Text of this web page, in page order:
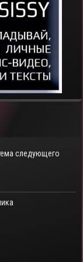
следующего